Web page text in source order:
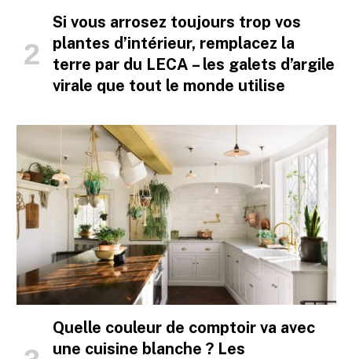
Si vous arrosez toujours trop vos
plantes d’intérieur, remplacez la
terre par du LECA – les galets d’argile
virale que tout le monde utilise
Quelle couleur de comptoir va avec
une cuisine blanche ? Les